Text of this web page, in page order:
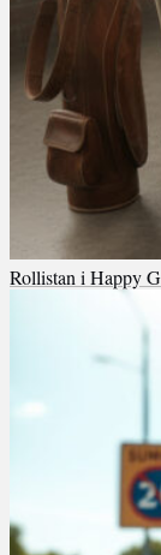
Rollistan i Happy